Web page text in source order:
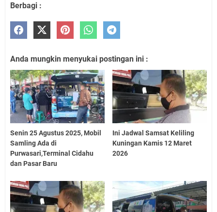
Berbagi :
Anda mungkin menyukai postingan ini :
Senin 25 Agustus 2025, Mobil
Samling Ada di
Purwasari,Terminal Cidahu
dan Pasar Baru
Ini Jadwal Samsat Keliling
Kuningan Kamis 12 Maret
2026